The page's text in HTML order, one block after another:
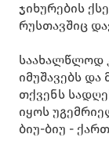
ჯიხურების
რუსთავშიც
საახალწლოდ
იმუშავებს და
თქვენს
იყოს
ბიუ-ბიუ -